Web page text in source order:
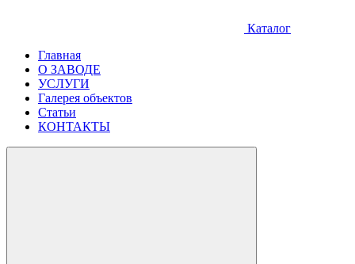
Каталог
Главная
О ЗАВОДЕ
УСЛУГИ
Галерея объектов
Статьи
КОНТАКТЫ